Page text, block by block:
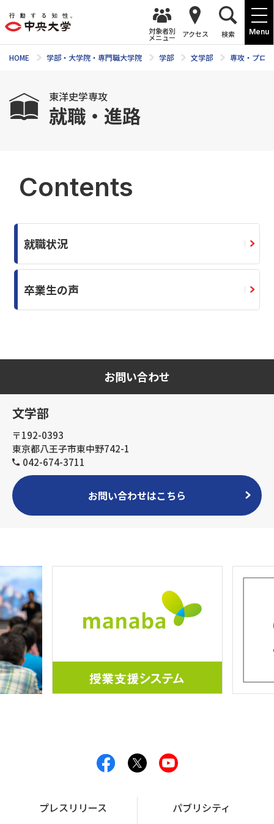
Menu
対象者別
メニュー アクセス 検索
HOME 学部・大学院・専門職大学院 学部 文学部 専攻・プロ
東洋史学専攻
就職・進路
Contents
就職状況
卒業生の声
お問い合わせ
文学部
〒192-0393
東京都八王子市東中野742-1
042-674-3711
お問い合わせはこちら
プレスリリース
パブリシティ